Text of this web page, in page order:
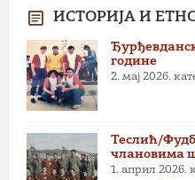
ИСТОРИЈА И
године
2. мај 2026.
Теслић/
члановима
1. април 2026.